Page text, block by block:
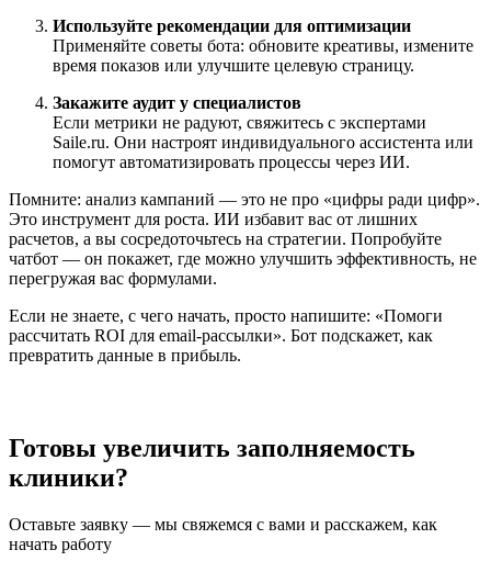
Используйте рекомендации для оптимизации
Применяйте советы бота: обновите креативы, измените
время показов или улучшите целевую страницу.
Закажите аудит у специалистов
Если метрики не радуют, свяжитесь с экспертами
Saile.ru. Они настроят индивидуального ассистента или
помогут автоматизировать процессы через ИИ.
Помните: анализ кампаний — это не про «цифры ради цифр».
Это инструмент для роста. ИИ избавит вас от лишних
расчетов, а вы сосредоточьтесь на стратегии. Попробуйте
чатбот — он покажет, где можно улучшить эффективность, не
перегружая вас формулами.
Если не знаете, с чего начать, просто напишите: «Помоги
рассчитать ROI для email-рассылки». Бот подскажет, как
превратить данные в прибыль.
Готовы увеличить заполняемость
клиники?
Оставьте заявку — мы свяжемся с вами и расскажем, как
начать работу